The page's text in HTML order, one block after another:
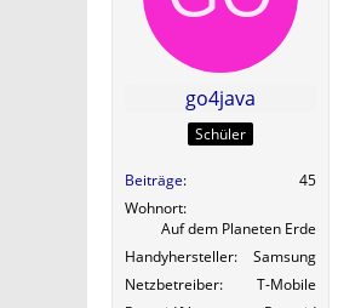
go4java
Schüler
Beiträge
45
Wohnort
Auf dem Planeten Erde
Handyhersteller
Samsung
Netzbetreiber
T-Mobile